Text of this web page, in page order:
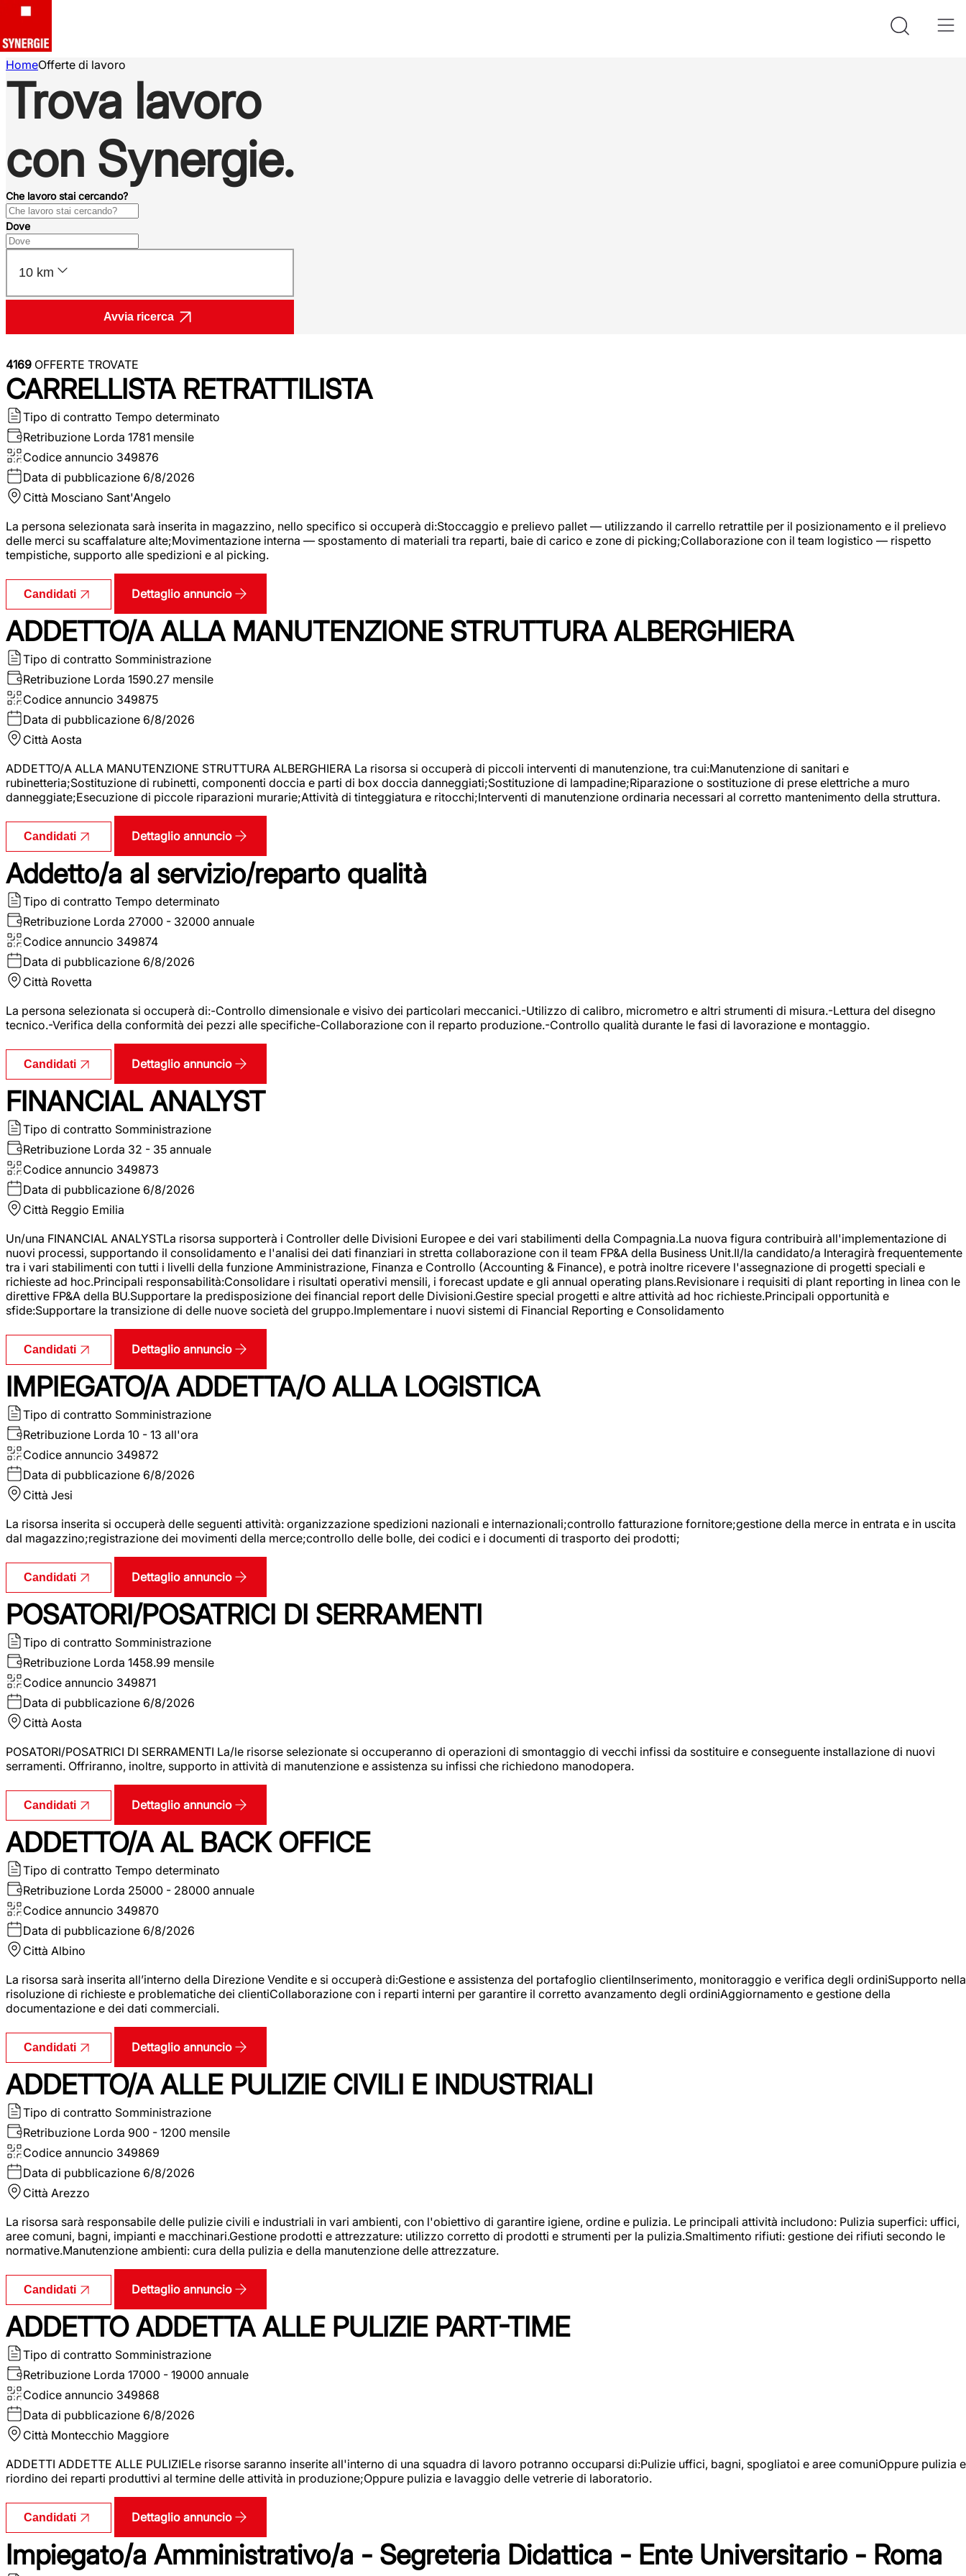
HomeOfferte di lavoro
Trova lavoro
con Synergie.
Che lavoro stai cercando?
Dove
10 km
Avvia ricerca
4169 OFFERTE TROVATE
CARRELLISTA RETRATTILISTA
Tipo di contratto Tempo determinato
Retribuzione Lorda 1781 mensile
Codice annuncio 349876
Data di pubblicazione 6/8/2026
Città Mosciano Sant'Angelo
La persona selezionata sarà inserita in magazzino, nello specifico si occuperà di:Stoccaggio e prelievo pallet — utilizzando il carrello retrattile per il posizionamento e il prelievo
delle merci su scaffalature alte;Movimentazione interna — spostamento di materiali tra reparti, baie di carico e zone di picking;Collaborazione con il team logistico — rispetto
tempistiche, supporto alle spedizioni e al picking.
Candidati Dettaglio annuncio
ADDETTO/A ALLA MANUTENZIONE STRUTTURA ALBERGHIERA
Tipo di contratto Somministrazione
Retribuzione Lorda 1590.27 mensile
Codice annuncio 349875
Data di pubblicazione 6/8/2026
Città Aosta
ADDETTO/A ALLA MANUTENZIONE STRUTTURA ALBERGHIERA La risorsa si occuperà di piccoli interventi di manutenzione, tra cui:Manutenzione di sanitari e
rubinetteria;Sostituzione di rubinetti, componenti doccia e parti di box doccia danneggiati;Sostituzione di lampadine;Riparazione o sostituzione di prese elettriche a muro
danneggiate;Esecuzione di piccole riparazioni murarie;Attività di tinteggiatura e ritocchi;Interventi di manutenzione ordinaria necessari al corretto mantenimento della struttura.
Candidati Dettaglio annuncio
Addetto/a al servizio/reparto qualità
Tipo di contratto Tempo determinato
Retribuzione Lorda 27000 - 32000 annuale
Codice annuncio 349874
Data di pubblicazione 6/8/2026
Città Rovetta
La persona selezionata si occuperà di:-Controllo dimensionale e visivo dei particolari meccanici.-Utilizzo di calibro, micrometro e altri strumenti di misura.-Lettura del disegno
tecnico.-Verifica della conformità dei pezzi alle specifiche-Collaborazione con il reparto produzione.-Controllo qualità durante le fasi di lavorazione e montaggio.
Candidati Dettaglio annuncio
FINANCIAL ANALYST
Tipo di contratto Somministrazione
Retribuzione Lorda 32 - 35 annuale
Codice annuncio 349873
Data di pubblicazione 6/8/2026
Città Reggio Emilia
Un/una FINANCIAL ANALYSTLa risorsa supporterà i Controller delle Divisioni Europee e dei vari stabilimenti della Compagnia.La nuova figura contribuirà all'implementazione di
nuovi processi, supportando il consolidamento e l'analisi dei dati finanziari in stretta collaborazione con il team FP&A della Business Unit.Il/la candidato/a Interagirà frequentemente
tra i vari stabilimenti con tutti i livelli della funzione Amministrazione, Finanza e Controllo (Accounting & Finance), e potrà inoltre ricevere l'assegnazione di progetti speciali e
richieste ad hoc.Principali responsabilità:Consolidare i risultati operativi mensili, i forecast update e gli annual operating plans.Revisionare i requisiti di plant reporting in linea con le
direttive FP&A della BU.Supportare la predisposizione dei financial report delle Divisioni.Gestire special progetti e altre attività ad hoc richieste.Principali opportunità e
sfide:Supportare la transizione di delle nuove società del gruppo.Implementare i nuovi sistemi di Financial Reporting e Consolidamento
Candidati Dettaglio annuncio
IMPIEGATO/A ADDETTA/O ALLA LOGISTICA
Tipo di contratto Somministrazione
Retribuzione Lorda 10 - 13 all'ora
Codice annuncio 349872
Data di pubblicazione 6/8/2026
Città Jesi
La risorsa inserita si occuperà delle seguenti attività: organizzazione spedizioni nazionali e internazionali;controllo fatturazione fornitore;gestione della merce in entrata e in uscita
dal magazzino;registrazione dei movimenti della merce;controllo delle bolle, dei codici e i documenti di trasporto dei prodotti;
Candidati Dettaglio annuncio
POSATORI/POSATRICI DI SERRAMENTI
Tipo di contratto Somministrazione
Retribuzione Lorda 1458.99 mensile
Codice annuncio 349871
Data di pubblicazione 6/8/2026
Città Aosta
POSATORI/POSATRICI DI SERRAMENTI La/le risorse selezionate si occuperanno di operazioni di smontaggio di vecchi infissi da sostituire e conseguente installazione di nuovi
serramenti. Offriranno, inoltre, supporto in attività di manutenzione e assistenza su infissi che richiedono manodopera.
Candidati Dettaglio annuncio
ADDETTO/A AL BACK OFFICE
Tipo di contratto Tempo determinato
Retribuzione Lorda 25000 - 28000 annuale
Codice annuncio 349870
Data di pubblicazione 6/8/2026
Città Albino
La risorsa sarà inserita all’interno della Direzione Vendite e si occuperà di:Gestione e assistenza del portafoglio clientiInserimento, monitoraggio e verifica degli ordiniSupporto nella
risoluzione di richieste e problematiche dei clientiCollaborazione con i reparti interni per garantire il corretto avanzamento degli ordiniAggiornamento e gestione della
documentazione e dei dati commerciali.
Candidati Dettaglio annuncio
ADDETTO/A ALLE PULIZIE CIVILI E INDUSTRIALI
Tipo di contratto Somministrazione
Retribuzione Lorda 900 - 1200 mensile
Codice annuncio 349869
Data di pubblicazione 6/8/2026
Città Arezzo
La risorsa sarà responsabile delle pulizie civili e industriali in vari ambienti, con l'obiettivo di garantire igiene, ordine e pulizia. Le principali attività includono: Pulizia superfici: uffici,
aree comuni, bagni, impianti e macchinari.Gestione prodotti e attrezzature: utilizzo corretto di prodotti e strumenti per la pulizia.Smaltimento rifiuti: gestione dei rifiuti secondo le
normative.Manutenzione ambienti: cura della pulizia e della manutenzione delle attrezzature.
Candidati Dettaglio annuncio
ADDETTO ADDETTA ALLE PULIZIE PART-TIME
Tipo di contratto Somministrazione
Retribuzione Lorda 17000 - 19000 annuale
Codice annuncio 349868
Data di pubblicazione 6/8/2026
Città Montecchio Maggiore
ADDETTI ADDETTE ALLE PULIZIELe risorse saranno inserite all'interno di una squadra di lavoro potranno occuparsi di:Pulizie uffici, bagni, spogliatoi e aree comuniOppure pulizia e
riordino dei reparti produttivi al termine delle attività in produzione;Oppure pulizia e lavaggio delle vetrerie di laboratorio.
Candidati Dettaglio annuncio
Impiegato/a Amministrativo/a - Segreteria Didattica - Ente Universitario - Roma